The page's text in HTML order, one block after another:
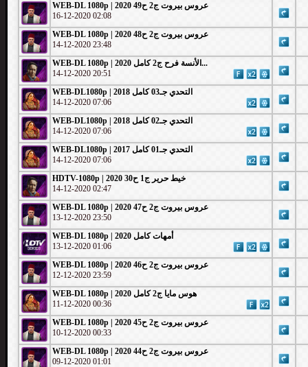
WEB-DL 1080p | 2020 عروس بيروت ج2 ح49
16-12-2020 02:08
WEB-DL 1080p | 2020 عروس بيروت ج2 ح48
14-12-2020 23:48
WEB-DL 1080p | 2020 الأنسة فرح ج2 كامل...
14-12-2020 20:51
WEB-DL1080p | 2018 التحدي جـ03 كامل
14-12-2020 07:06
WEB-DL1080p | 2018 التحدي جـ02 كامل
14-12-2020 07:06
WEB-DL1080p | 2017 التحدي جـ01 كامل
14-12-2020 07:06
HDTV-1080p | خيط حرير ج1 ح30 2020
14-12-2020 02:47
WEB-DL 1080p | 2020 عروس بيروت ج2 ح47
13-12-2020 23:50
WEB-DL 1080p | 2020 أمهات كامل
13-12-2020 01:06
WEB-DL 1080p | 2020 عروس بيروت ج2 ح46
12-12-2020 23:59
WEB-DL 1080p | 2020 هوس مايا ج2 كامل
11-12-2020 00:36
WEB-DL 1080p | 2020 عروس بيروت ج2 ح45
10-12-2020 00:33
WEB-DL 1080p | 2020 عروس بيروت ج2 ح44
09-12-2020 01:01